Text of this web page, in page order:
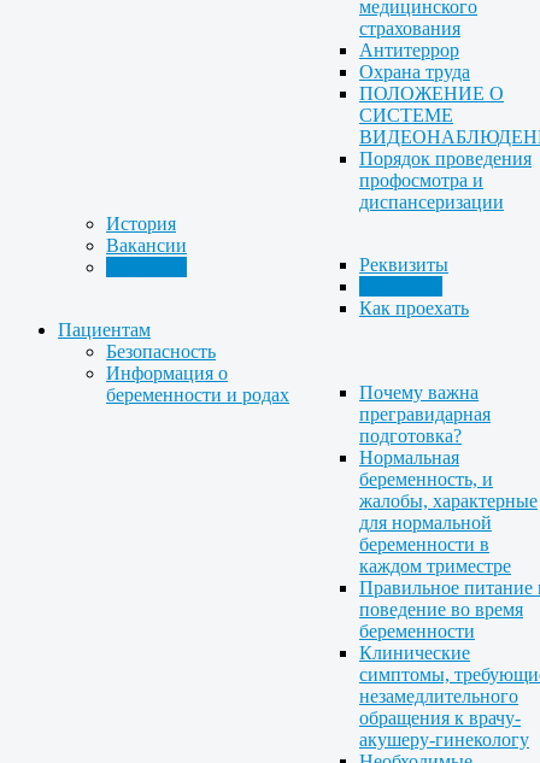
медицинского
страхования
Антитеррор
Охрана труда
ПОЛОЖЕНИЕ О
СИСТЕМЕ
Порядок проведения
профосмотра и
диспансеризации
История
Вакансии
Реквизиты
Как проехать
Пациентам
Безопасность
Информация о
беременности и родах
Почему важна
прегравидарная
подготовка?
Нормальная
беременность, и
жалобы, характерные
для нормальной
беременности в
каждом триместре
Правильное питание
поведение во время
беременности
Клинические
симптомы,
незамедлительного
обращения к врачу-
акушеру-гинекологу